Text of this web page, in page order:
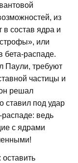
из
в состав ядра и
или
бета-распаде.
Паули, требуют
частицы и
решал
ставил под удар
распаде: ведь
с ядрами